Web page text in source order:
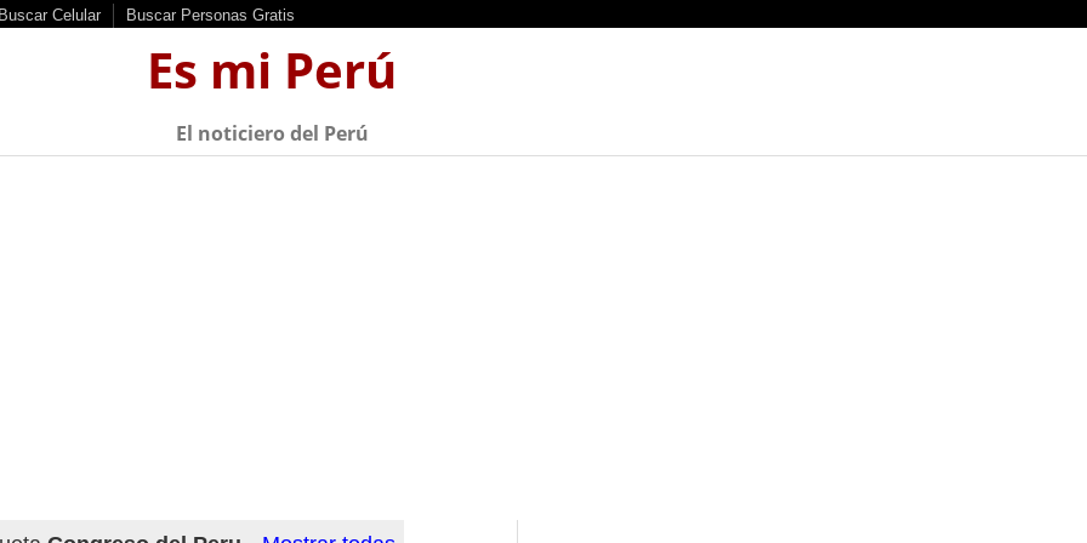
Buscar Celular Buscar Personas Gratis
Es mi Perú
El noticiero del Perú